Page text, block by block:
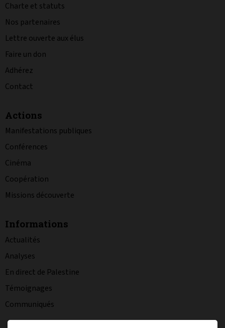
Charte et statuts
Nos partenaires
Lettre ouverte aux élus
Faire un don
Adhérez
Contact
Actions
Manifestations publiques
Conférences
Cinéma
Coopération
Missions découverte
Informations
Actualités
Analyses
En direct de Palestine
Témoignages
Communiqués